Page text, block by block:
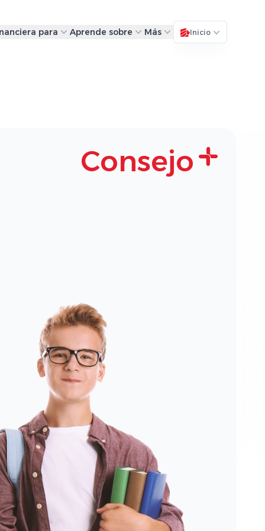
para Aprende sobre Más Inicio
Consejo